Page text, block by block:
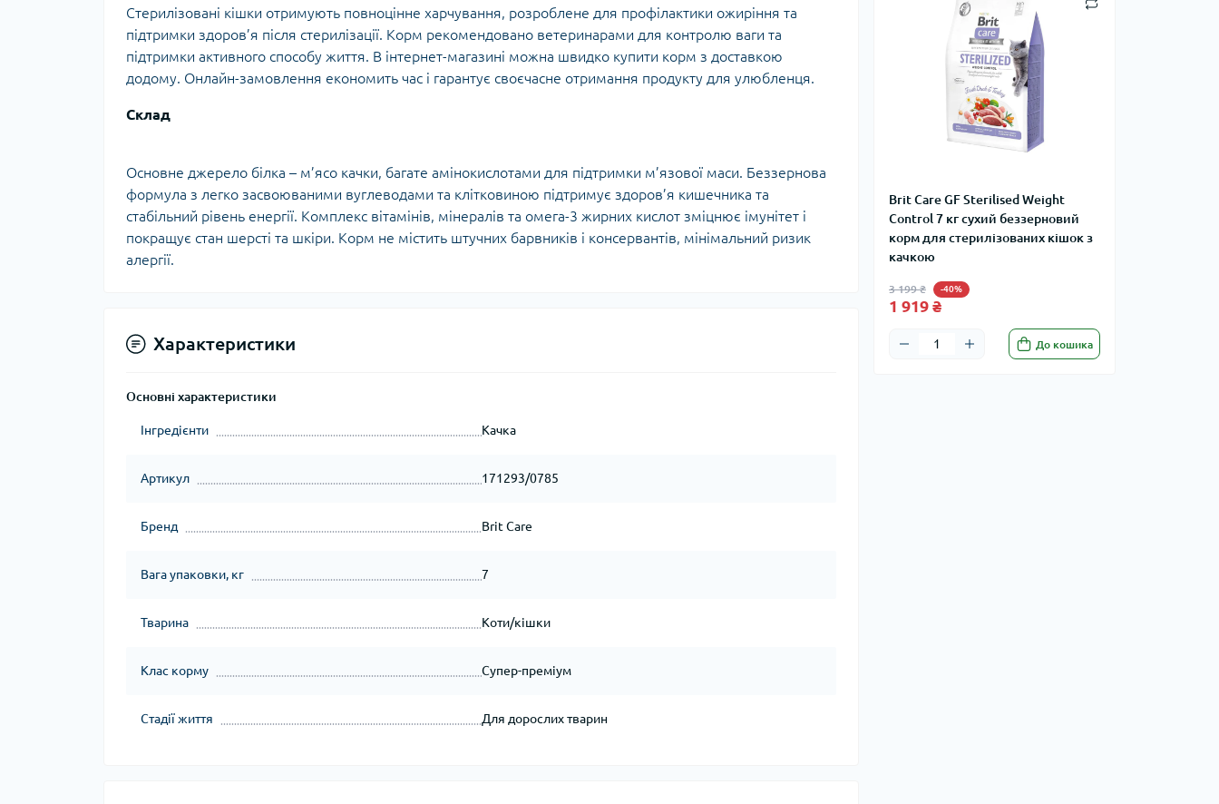
Brit Care GF Sterilised Weight
Control 7 кг сухий беззерновий
корм для стерилізованих кішок з
качкою
3 199 ₴ -40%
1 919 ₴
До кошика
Стерилізовані кішки отримують повноцінне харчування, розроблене для профілактики ожиріння та
підтримки здоров’я після стерилізації. Корм рекомендовано ветеринарами для контролю ваги та
підтримки активного способу життя. В інтернет-магазині можна швидко купити корм з доставкою
додому. Онлайн-замовлення економить час і гарантує своєчасне отримання продукту для улюбленця.
Склад
Основне джерело білка – м’ясо качки, багате амінокислотами для підтримки м’язової маси. Беззернова
формула з легко засвоюваними вуглеводами та клітковиною підтримує здоров’я кишечника та
стабільний рівень енергії. Комплекс вітамінів, мінералів та омега-3 жирних кислот зміцнює імунітет і
покращує стан шерсті та шкіри. Корм не містить штучних барвників і консервантів, мінімальний ризик
алергії.
Характеристики
Основні характеристики
Інгредієнти Качка
Артикул 171293/0785
Бренд Brit Care
Вага упаковки, кг 7
Тварина Коти/кішки
Клас корму Супер-преміум
Стадії життя Для дорослих тварин